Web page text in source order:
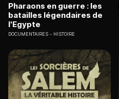
Pharaons en guerre : les
batailles légendaires de
l'Egypte
DOCUMENTAIRES HISTOIRE